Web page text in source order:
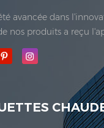
avancée dans
nos produits a reçu
de production de